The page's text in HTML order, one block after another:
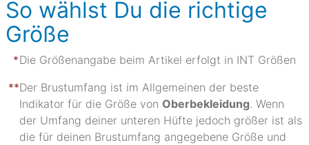
So wählst Du die richtige
Größe
Die Größenangabe beim Artikel erfolgt in INT Größen
Der Brustumfang ist im Allgemeinen der beste
Indikator für die Größe von Oberbekleidung. Wenn
der Umfang deiner unteren Hüfte jedoch größer ist als
die für deinen Brustumfang angegebene Größe und